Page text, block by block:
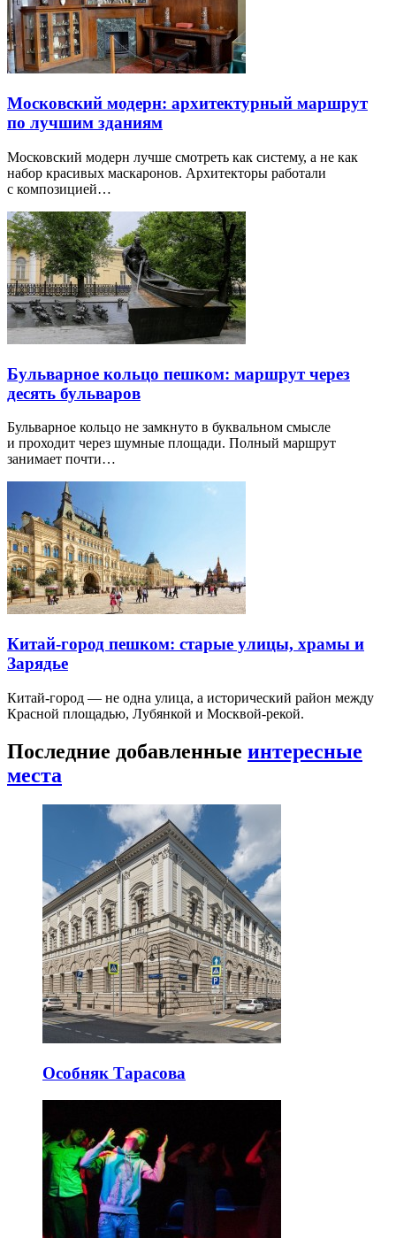
Московский модерн: архитектурный маршрут
по лучшим зданиям
Московский модерн лучше смотреть как систему, а не как
набор красивых маскаронов. Архитекторы работали
с композицией…
Бульварное кольцо пешком: маршрут через
десять бульваров
Бульварное кольцо не замкнуто в буквальном смысле
и проходит через шумные площади. Полный маршрут
занимает почти…
Китай-город пешком: старые улицы, храмы и
Зарядье
Китай-город — не одна улица, а исторический район между
Красной площадью, Лубянкой и Москвой-рекой.
Последние добавленные интересные
места
Особняк Тарасова